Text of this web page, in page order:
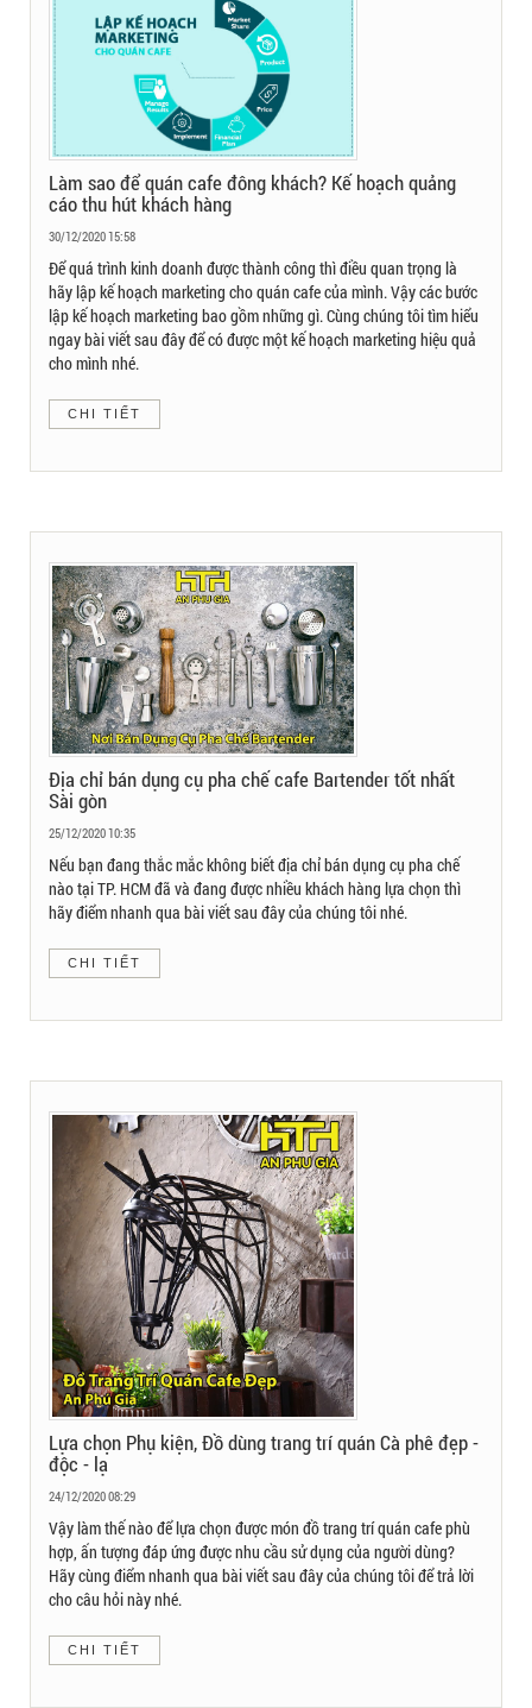
Làm sao để quán cafe đông khách? Kế hoạch quảng
cáo thu hút khách hàng
30/12/2020 15:58
Để quá trình kinh doanh được thành công thì điều quan trọng là
hãy lập kế hoạch marketing cho quán cafe của mình. Vậy các bước
lập kế hoạch marketing bao gồm những gì. Cùng chúng tôi tìm hiểu
ngay bài viết sau đây để có được một kế hoạch marketing hiệu quả
cho mình nhé.
CHI TIẾT
Địa chỉ bán dụng cụ pha chế cafe Bartender tốt nhất
Sài gòn
25/12/2020 10:35
Nếu bạn đang thắc mắc không biết địa chỉ bán dụng cụ pha chế
nào tại TP. HCM đã và đang được nhiều khách hàng lựa chọn thì
hãy điểm nhanh qua bài viết sau đây của chúng tôi nhé.
CHI TIẾT
Lựa chọn Phụ kiện, Đồ dùng trang trí quán Cà phê đẹp -
độc - lạ
24/12/2020 08:29
Vậy làm thế nào để lựa chọn được món đồ trang trí quán cafe phù
hợp, ấn tượng đáp ứng được nhu cầu sử dụng của người dùng?
Hãy cùng điểm nhanh qua bài viết sau đây của chúng tôi để trả lời
cho câu hỏi này nhé.
CHI TIẾT